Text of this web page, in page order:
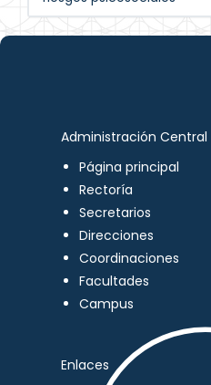
Administración Central
Página principal
Rectoría
Secretarios
Direcciones
Coordinaciones
Facultades
Campus
Enlaces